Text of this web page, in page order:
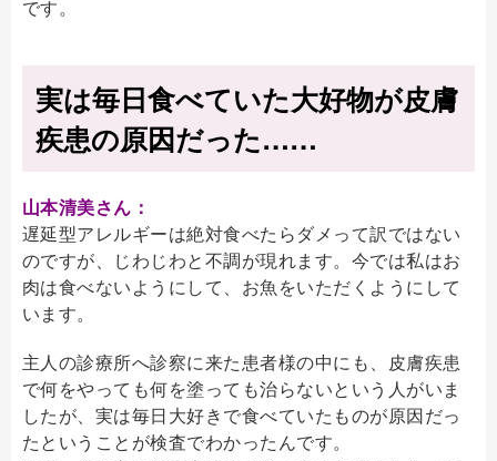
です。
実は毎日食べていた大好物が皮膚
疾患の原因だった……
山本清美さん：
遅延型アレルギーは絶対食べたらダメって訳ではない
のですが、じわじわと不調が現れます。今では私はお
肉は食べないようにして、お魚をいただくようにして
います。
主人の診療所へ診察に来た患者様の中にも、皮膚疾患
で何をやっても何を塗っても治らないという人がいま
したが、実は毎日大好きで食べていたものが原因だっ
たということが検査でわかったんです。